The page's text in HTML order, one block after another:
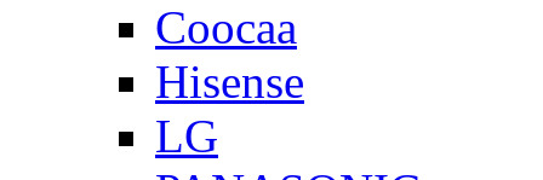
Coocaa
Hisense
LG